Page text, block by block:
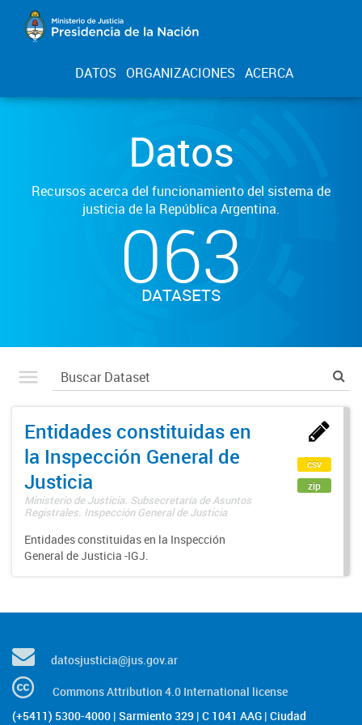
DATOS ORGANIZACIONES ACERCA
Datos
Recursos acerca del funcionamiento del sistema de
justicia de la República Argentina.
063
DATASETS
Entidades constituidas en
la Inspección General de
Justicia
Ministerio de Justicia. Subsecretaría de Asuntos
Registrales. Inspección General de Justicia
Entidades constituidas en la Inspección
General de Justicia -IGJ.
csv
zip
datosjusticia@jus.gov.ar
Commons Attribution 4.0 International license
(+5411) 5300-4000 | Sarmiento 329 | C 1041 AAG | Ciudad